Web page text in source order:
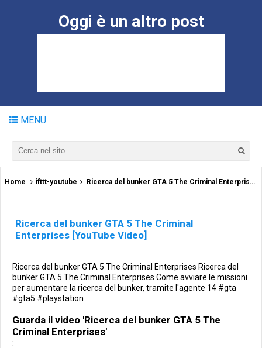
Oggi è un altro post
MENU
Home ifttt-youtube Ricerca del bunker GTA 5 The Criminal Enterprises [YouTube Video]
Ricerca del bunker GTA 5 The Criminal
Enterprises [YouTube Video]
Ricerca del bunker GTA 5 The Criminal Enterprises Ricerca del
bunker GTA 5 The Criminal Enterprises Come avviare le missioni
per aumentare la ricerca del bunker, tramite l'agente 14 #gta
#gta5 #playstation
Guarda il video 'Ricerca del bunker GTA 5 The
Criminal Enterprises'
: